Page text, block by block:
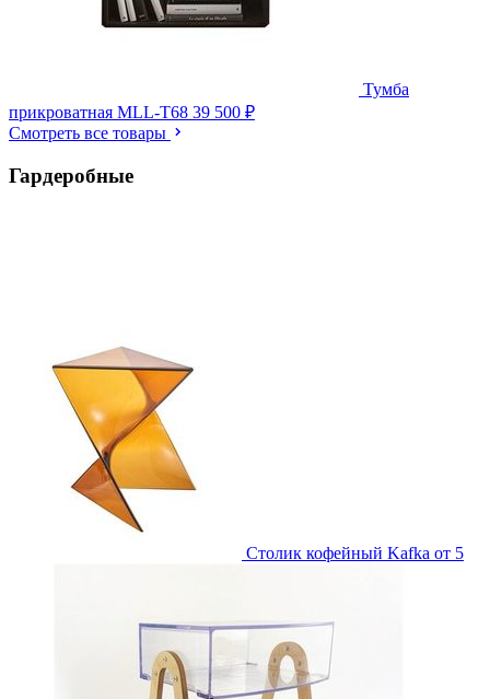
Тумба
прикроватная MLL-T68 39 500 ₽
Смотреть все товары
Гардеробные
Столик кофейный Kafka от 5